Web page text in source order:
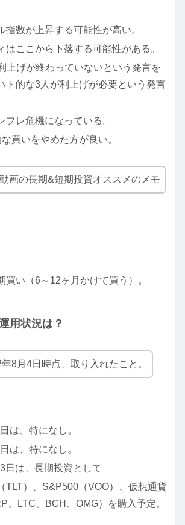
指数が上昇する可能性が高い。
はここから下落する可能性がある。
上げが終わっていないという発言を
ト的な3人が利上げが必要という発言
フレ危機になっている。
買いをやめた方が良い。
画の長期&短期投資オススメのメモ
買い（6～12ヶ月かけて買う）。
用状況は？
8月4日時点、取り入れたこと。
は、特になし。
は、特になし。
日は、長期投資として
TLT）、S&P500（VOO）、仮想通貨
、LTC、BCH、OMG）を購入予定。